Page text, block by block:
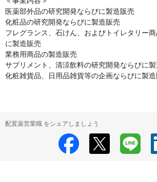
医薬部外品の研究開発ならびに製造販売
化粧品の研究開発ならびに製造販売
フレグランス、石けん、およびトイレタリー
に製造販売
業務用商品の製造販売
サプリメント、清涼飲料の研究開発ならびに
化粧雑貨品、日用品雑貨等の企画ならびに製造
配置薬営業職 をシェアしましょう